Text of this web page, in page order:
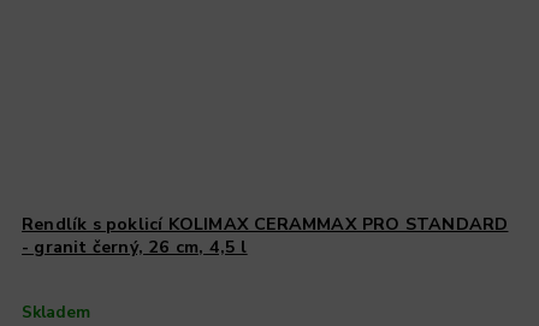
Rendlík s poklicí KOLIMAX CERAMMAX PRO STANDARD
- granit černý, 26 cm, 4,5 l
Skladem